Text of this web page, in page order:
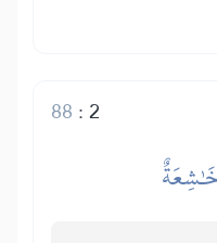
2
:
88